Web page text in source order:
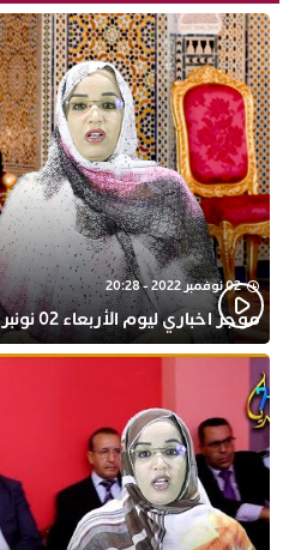
02 نوفمبر 2022 - 20:28
موجز اخباري ليوم الأربعاء 02 نونبر 2022